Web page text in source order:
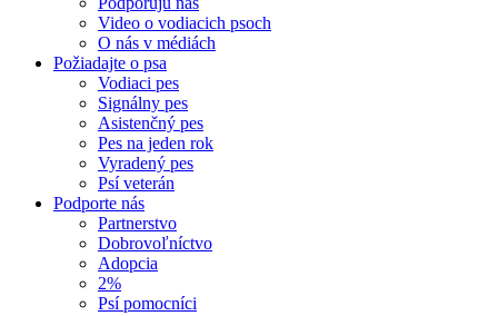
Video o vodiacich psoch
O nás v médiách
Požiadajte o psa
Vodiaci pes
Signálny pes
Asistenčný pes
Pes na jeden rok
Vyradený pes
Psí veterán
Podporte nás
Partnerstvo
Dobrovoľníctvo
Adopcia
2%
Psí pomocníci